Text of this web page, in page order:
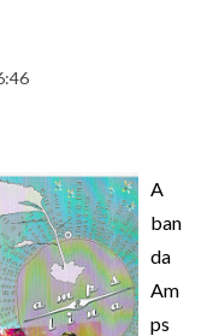
A
ban
da
Am
ps